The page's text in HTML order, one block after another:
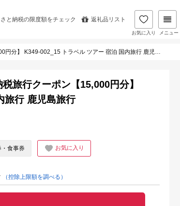
と納税の限度額をチェック 返礼品リスト
お気に入り メニュー
】 K349-002_15 トラベル ツアー 宿泊 国内旅行 鹿児島旅行
旅行クーポン【15,000円分】
旅行 鹿児島旅行
・食事券 お気に入り
（控除上限額を調べる）